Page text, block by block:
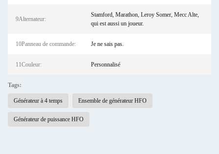
9Alternateur:
Stamford, Marathon, Leroy Somer, Mecc Alte,
qui est aussi un joueur.
10Panneau de commande: Je ne sais pas.
11Couleur: Personnalisé
Tags:
Générateur à 4 temps Ensemble de générateur HFO
Générateur de puissance HFO